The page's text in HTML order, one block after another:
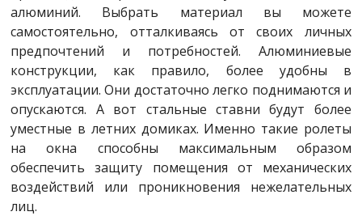
алюминий. Выбрать материал вы можете
самостоятельно, отталкиваясь от своих личных
предпочтений и потребностей. Алюминиевые
конструкции, как правило, более удобны в
эксплуатации. Они достаточно легко поднимаются и
опускаются. А вот стальные ставни будут более
уместные в летних домиках. Именно такие ролеты
на окна способны максимальным образом
обеспечить защиту помещения от механических
воздействий или проникновения нежелательных
лиц.